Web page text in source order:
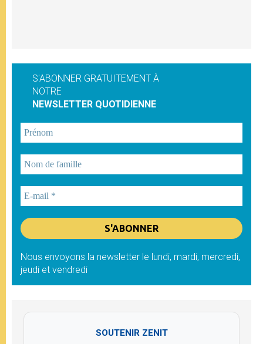
S'ABONNER GRATUITEMENT À
NOTRE
NEWSLETTER QUOTIDIENNE
Nous envoyons la newsletter le lundi, mardi, mercredi,
jeudi et vendredi
SOUTENIR ZENIT